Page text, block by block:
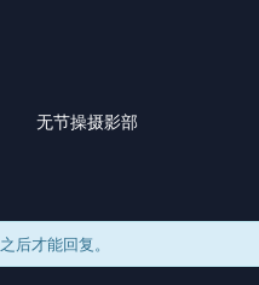
无节操摄影部
之后才能回复。